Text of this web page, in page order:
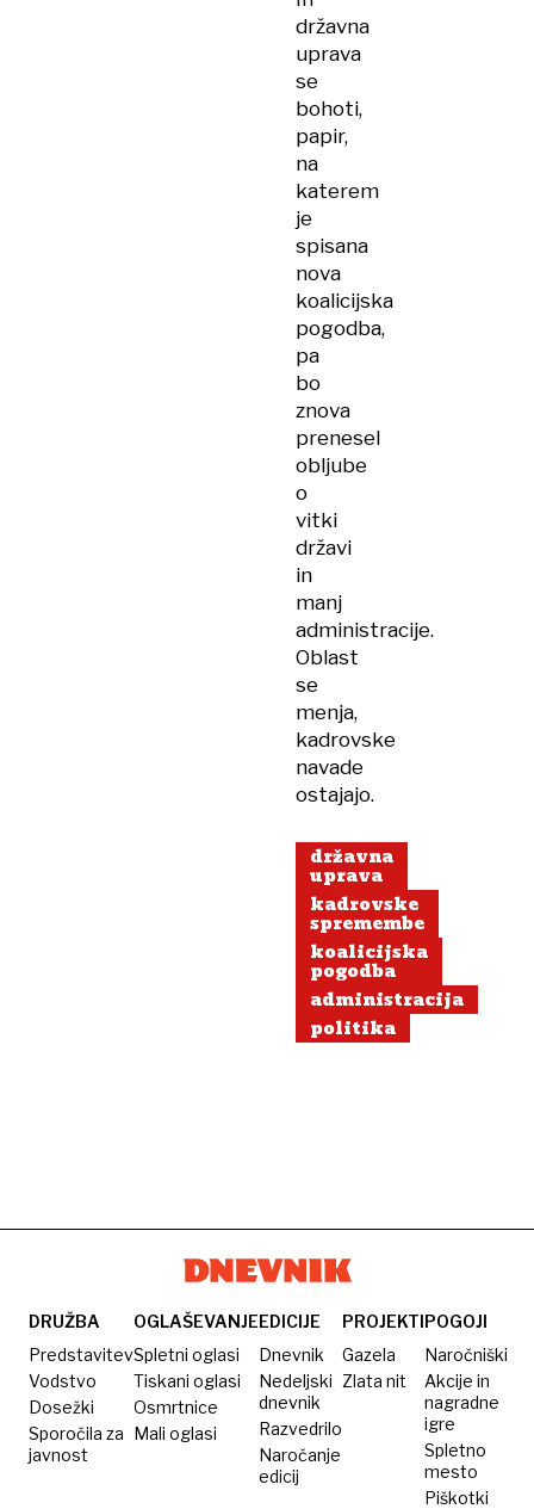
državna
uprava
se
bohoti,
papir,
na
katerem
je
spisana
nova
koalicijska
pogodba,
pa
bo
znova
prenesel
obljube
o
vitki
državi
in
manj
administracije.
Oblast
se
menja,
kadrovske
navade
ostajajo.
državna
uprava
kadrovske
spremembe
koalicijska
pogodba
administracija
politika
DRUŽBA
Predstavitev
Vodstvo
Dosežki
Sporočila za
javnost
OGLAŠEVANJE
Spletni oglasi
Tiskani oglasi
Osmrtnice
Mali oglasi
EDICIJE
Dnevnik
Nedeljski
dnevnik
Razvedrilo
Naročanje
edicij
PROJEKTI
Gazela
Zlata nit
POGOJI
Naročniški
Akcije in
nagradne
igre
Spletno
mesto
Piškotki